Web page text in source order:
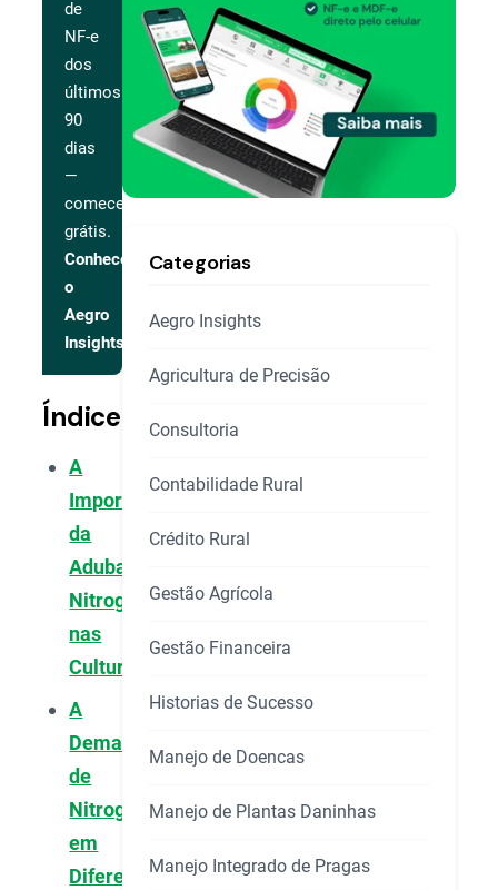
de
NF-e
dos
últimos
90
dias
—
comece
grátis.
Conhecer
o
Aegro
Insights
Índice
A
Importância
da
Adubação
Nitrogenada
nas
Culturas
A
Demanda
de
Nitrogênio
em
Diferentes
Categorias
Aegro Insights
Agricultura de Precisão
Consultoria
Contabilidade Rural
Crédito Rural
Gestão Agrícola
Gestão Financeira
Historias de Sucesso
Manejo de Doencas
Manejo de Plantas Daninhas
Manejo Integrado de Pragas